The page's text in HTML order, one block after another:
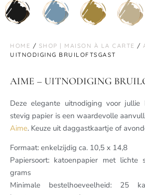
HOME / SHOP | MAISON À LA CARTE /
UITNODIGING BRUILOFTSGAST
AIME – UITNODIGING
Deze elegante uitnodiging voor jullie
stevig papier is een waardevolle
Aime. Keuze uit daggastkaartje of
Formaat: enkelzijdig ca. 10,5 x 14,8
Papiersoort: katoenpapier met lichte
grams
Minimale bestelhoeveelheid: 25